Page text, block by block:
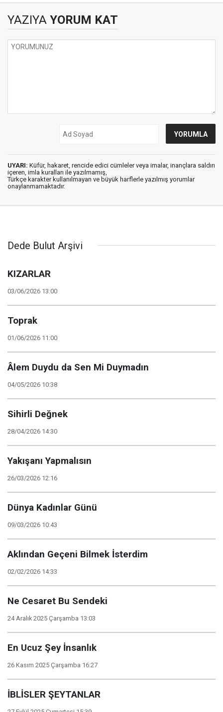
YAZIYA YORUM KAT
UYARI: Küfür, hakaret, rencide edici cümleler veya imalar, inançlara saldırı
içeren, imla kuralları ile yazılmamış,
Türkçe karakter kullanılmayan ve büyük harflerle yazılmış yorumlar
onaylanmamaktadır.
Dede Bulut Arşivi
KIZARLAR
03/06/2026 13:00
Toprak
01/06/2026 11:00
Âlem Duydu da Sen Mi Duymadın
04/05/2026 10:38
Sihirli Değnek
28/04/2026 14:30
Yakışanı Yapmalısın
26/03/2026 12:16
Dünya Kadınlar Günü
09/03/2026 10:43
Aklından Geçeni Bilmek İsterdim
02/02/2026 14:33
Ne Cesaret Bu Sendeki
24 Aralık 2025 Çarşamba 13:03
En Ucuz Şey İnsanlık
26 Kasım 2025 Çarşamba 16:27
İBLİSLER ŞEYTANLAR